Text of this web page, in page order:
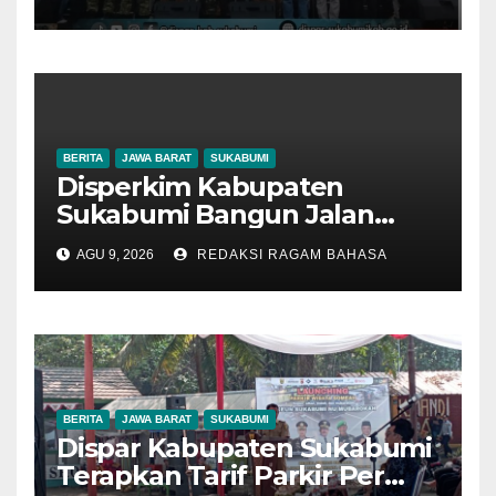
Kekuatan Promosi Wisata
Daerah
BERITA JAWA BARAT SUKABUMI
Disperkim Kabupaten
Sukabumi Bangun Jalan
Lingkungan di Desa Cisaat,
Sendi Apriadi: Infrastruktur
Berkualitas untuk
AGU 9, 2026 REDAKSI RAGAM BAHASA
BERITA JAWA BARAT SUKABUMI
Dispar Kabupaten Sukabumi
Terapkan Tarif Parkir Per